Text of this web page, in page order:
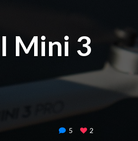
Mini 3
5 2